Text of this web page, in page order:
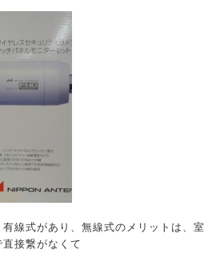
線式があり、無線式のメリットは、室
接繋がなくて